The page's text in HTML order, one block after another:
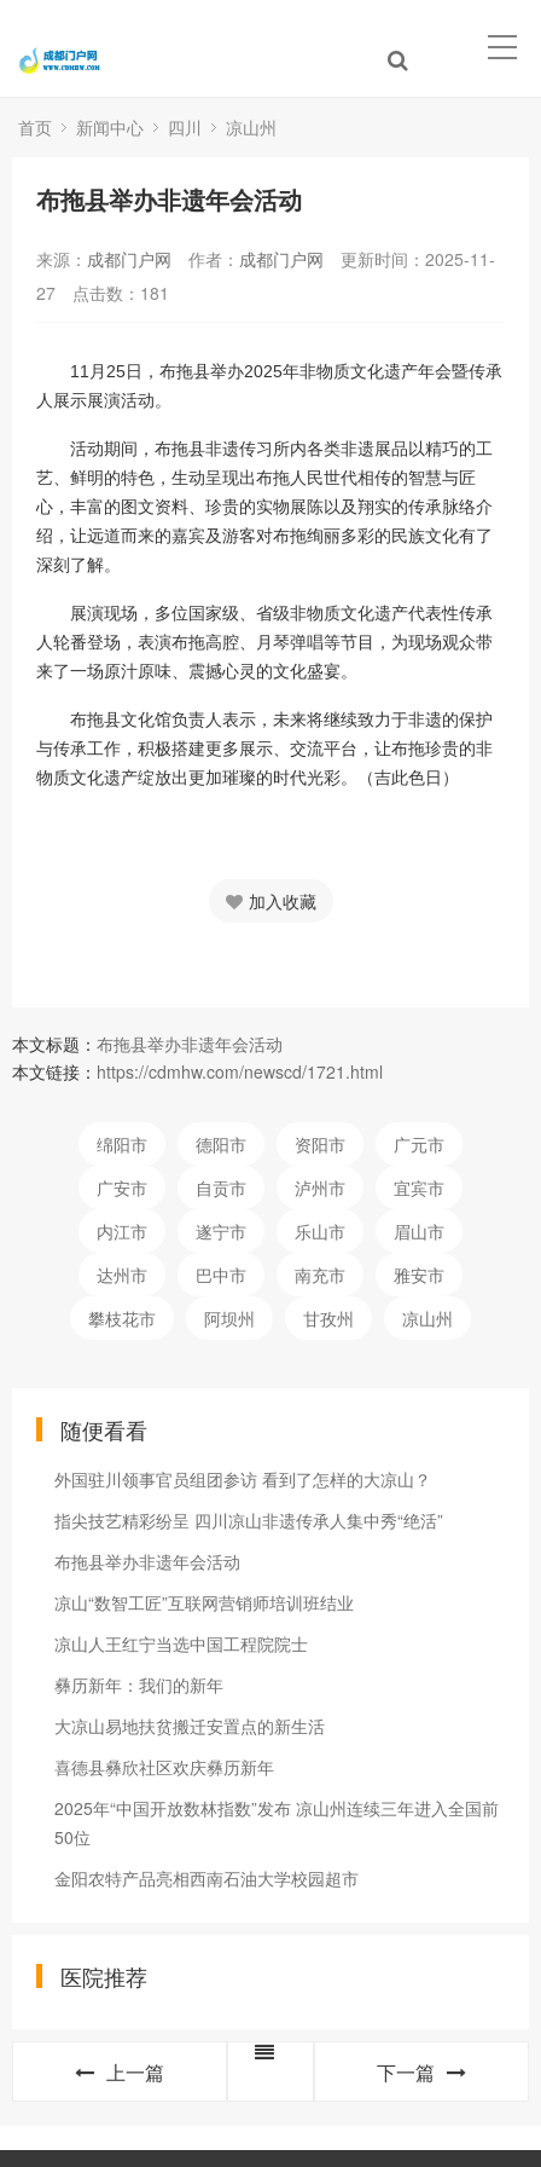
首页 新闻中心 四川 凉山州
布拖县举办非遗年会活动
来源： 成都门户网 作者： 成都门户网
更新时间：2025-11-
27
点击数： 181
11月25日，布拖县举办2025年非物质文化遗产年会暨传承
人展示展演活动。
活动期间，布拖县非遗传习所内各类非遗展品以精巧的工
艺、鲜明的特色，生动呈现出布拖人民世代相传的智慧与匠
心，丰富的图文资料、珍贵的实物展陈以及翔实的传承脉络介
绍，让远道而来的嘉宾及游客对布拖绚丽多彩的民族文化有了
深刻了解。
展演现场，多位国家级、省级非物质文化遗产代表性传承
人轮番登场，表演布拖高腔、月琴弹唱等节目，为现场观众带
来了一场原汁原味、震撼心灵的文化盛宴。
布拖县文化馆负责人表示，未来将继续致力于非遗的保护
与传承工作，积极搭建更多展示、交流平台，让布拖珍贵的非
物质文化遗产绽放出更加璀璨的时代光彩。（吉此色日）
加入收藏
本文标题： 布拖县举办非遗年会活动
本文链接： https://cdmhw.com/newscd/1721.html
绵阳市 德阳市 资阳市
广元市
广安市
自贡市 泸州市
宜宾市
内江市
遂宁市 乐山市
眉山市
达州市
巴中市 南充市
雅安市
攀枝花市
阿坝州 甘孜州 凉山州
随便看看
外国驻川领事官员组团参访 看到了怎样的大凉山？
指尖技艺精彩纷呈 四川凉山非遗传承人集中秀“绝活”
布拖县举办非遗年会活动
凉山“数智工匠”互联网营销师培训班结业
凉山人王红宁当选中国工程院院士
彝历新年：我们的新年
大凉山易地扶贫搬迁安置点的新生活
喜德县彝欣社区欢庆彝历新年
2025年“中国开放数林指数”发布 凉山州连续三年进入全国前
50位
金阳农特产品亮相西南石油大学校园超市
医院推荐
上一篇 下一篇